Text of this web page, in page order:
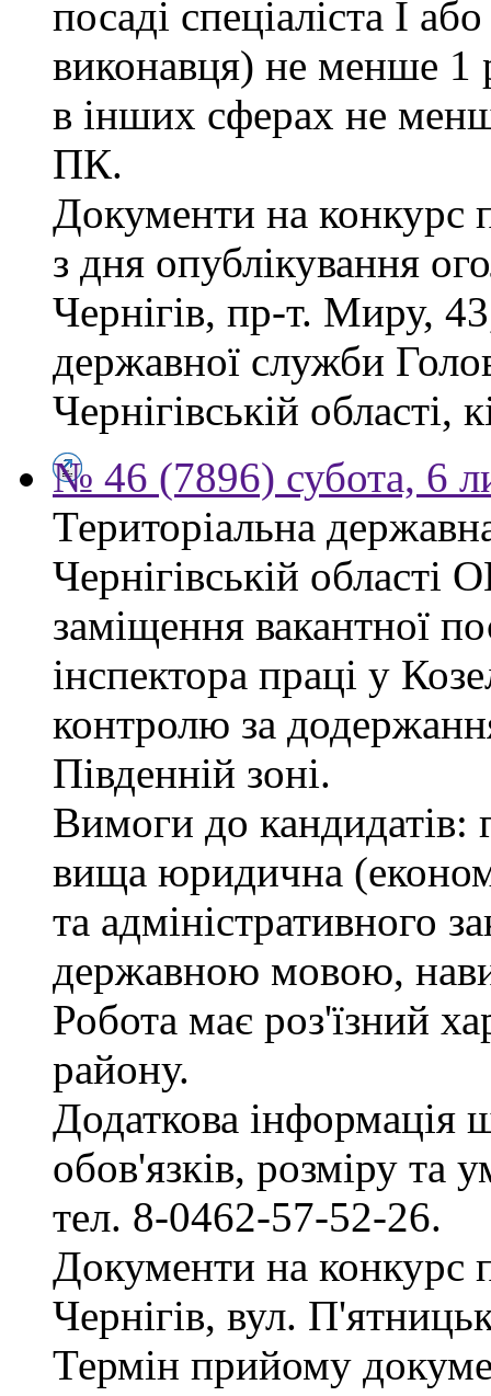
посаді спеціаліста І
виконавця) не менше 1
в інших сферах не
ПК.
Документи на конкурс
з дня опублікування
Чернігів, пр-т. Миру,
державної служби
Чернігівській
№ 46 (7896) субота, 6
Територіальна
Чернігівській
заміщення вакантної
інспектора праці у
контролю за
Південній зоні.
Вимоги до кандидатів:
вища юридична
та адміністративного
державною мовою,
Робота має роз'їзний
району.
Додаткова інформація
обов'язків, розміру та
тел. 8-0462-57-52-26.
Документи на конкурс
Чернігів, вул.
Термін прийому